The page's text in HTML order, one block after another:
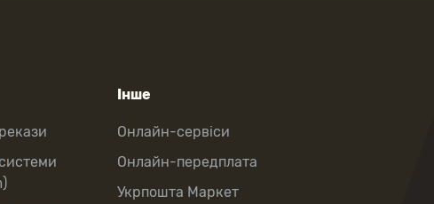
Інше
Онлайн-сервіси
Онлайн-передплата
Укрпошта Маркет